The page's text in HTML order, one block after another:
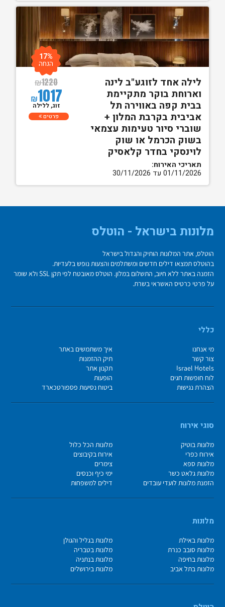
לילה אחד לזוגע"ב לינה
וארוחת בוקר מתקיימת
בבית קפה באווירה תל
אביבית בקרבת המלון +
שוברי סיור טעימות עצמאי
בשוק הכרמל או שוק
לוינסקי בחדר קלאסיק
תאריכי האירוח:
01/11/2026 עד 30/11/2026
₪1220
₪1017
17%
הנחה
זוג, ללילה
פרטים
מלונות בישראל - הוטלס
הוטלס, אתר המלונות הותיק והגדול בישראל
בהוטלס תמצאו דילים חדשים ומשתלמים והצעות נופש בלעדיות.
הזמנה באתר ללא חיוב, התשלום במלון. הוטלס מאובטח לפי תקן SSL ולא שומר
על פרטי כרטיס האשראי בשרת.
כללי
מי אנחנו
איך משתמשים באתר
צור קשר
תיק ההזמנות
Israel Hotels
תקנון אתר
לוח חופשות חגים
הופעות
הצהרת נגישות
ביטוח נסיעות פספורטכארד
סוגי אירוח
מלונות בוטיק
מלונות הכל כלול
אירוח כפרי
אירוח בקיבוצים
מלונות ספא
צימרים
מלונות גלאט כשר
ימי כיף וכנסים
הזמנת מלונות לועדי עובדים
דילים למשפחות
מלונות
מלונות באילת
מלונות בגליל והגולן
מלונות סובב כנרת
מלונות בטבריה
מלונות בחיפה
מלונות בנתניה
מלונות בתל אביב
מלונות בירושלים